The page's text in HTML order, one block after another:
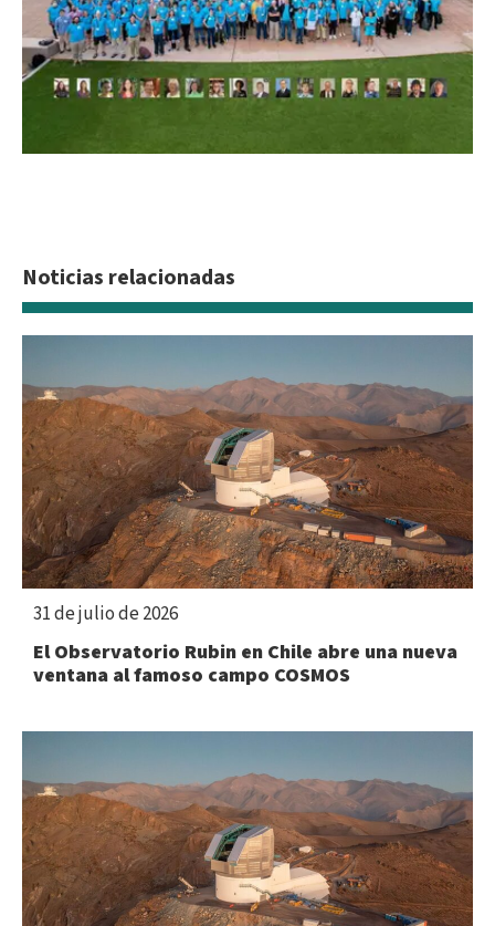
Noticias relacionadas
El Observatorio Rubin en Chile abre una nueva
ventana al famoso campo COSMOS
31 de julio de 2026